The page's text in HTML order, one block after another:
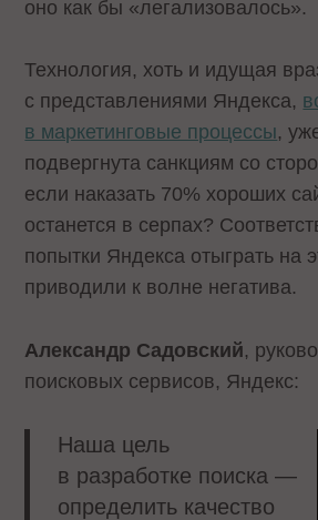
оно как бы «легализовалось».
Технология, хоть и идущая
с представлениями Яндекса,
в маркетинговые процессы,
подвергнута санкциям со
если наказать 70% хороших
останется в серпах?
попытки Яндекса отыграть на
приводили к волне негатива.
Александр Садовский,
поисковых сервисов, Яндекс:
Наша цель
в разработке поиска —
определить качество